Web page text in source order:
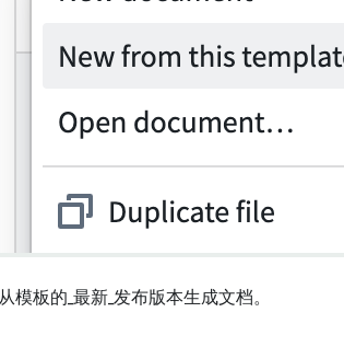
模板的_最新_发布版本生成文档。